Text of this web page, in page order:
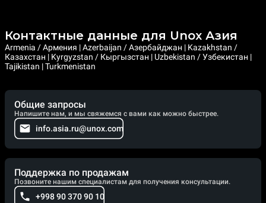
Контактные данные для Unox Азия
Armenia / Армения | Azerbaijan / Азербайджан | Kazakhstan /
Казахстан | Kyrgyzstan / Кыргызстан | Uzbekistan / Узбекистан |
Tajikistan | Turkmenistan
Общие запросы
Напишите нам, и мы свяжемся с вами как можно быстрее.
info.asia.ru@unox.com
Поддержка по продажам
Позвоните нашим специалистам для получения консультации.
+998 90 370 90 10